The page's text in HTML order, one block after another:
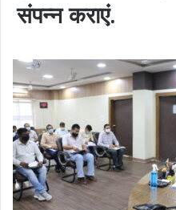
संपन्न कराएं.